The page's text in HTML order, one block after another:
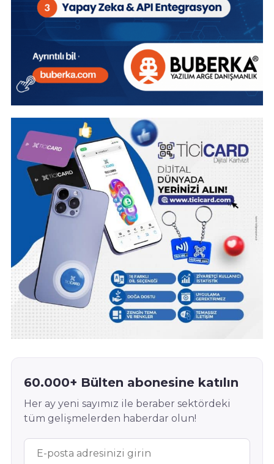
60.000+ Bülten abonesine katılın
Her ay yeni sayımız ile beraber sektördeki
tüm gelişmelerden haberdar olun!